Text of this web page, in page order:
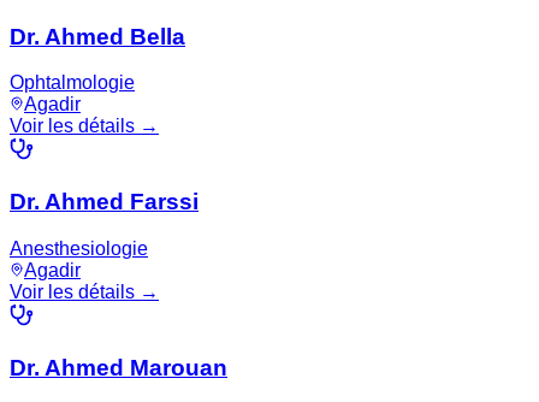
Dr. Ahmed Bella
Ophtalmologie
Agadir
Voir les détails →
Dr. Ahmed Farssi
Anesthesiologie
Agadir
Voir les détails →
Dr. Ahmed Marouan